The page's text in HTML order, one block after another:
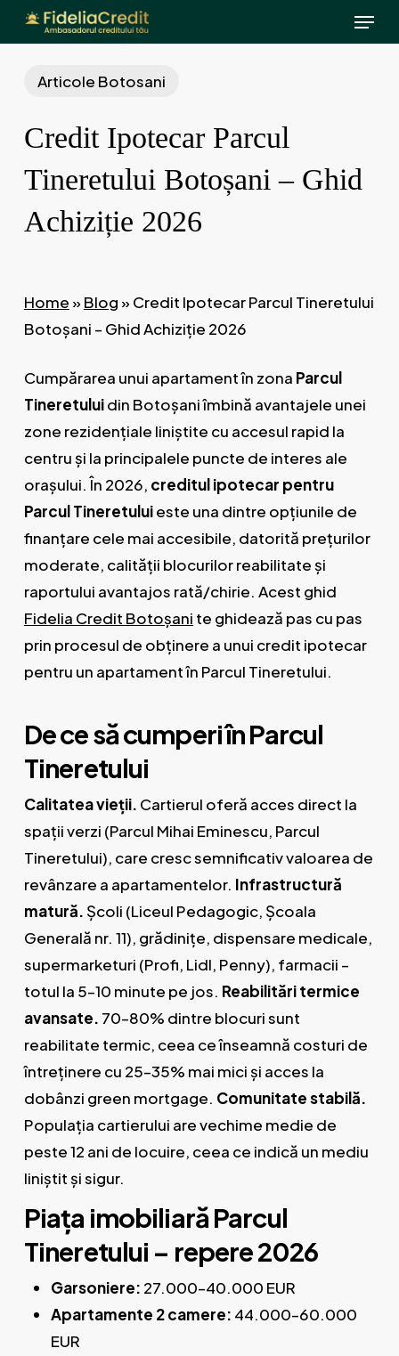
Skip
to
content
Menu
Articole Botosani
Credit Ipotecar Parcul
Tineretului Botoșani – Ghid
Achiziție 2026
Home» Blog» Credit Ipotecar Parcul Tineretului
Botoșani – Ghid Achiziție 2026
Cumpărarea unui apartament în zona Parcul
Tineretuluidin Botoșani îmbină avantajele unei
zone rezidențiale liniștite cu accesul rapid la
centru și la principalele puncte de interes ale
orașului. În 2026, creditul ipotecar pentru
Parcul Tineretuluieste una dintre opțiunile de
finanțare cele mai accesibile, datorită prețurilor
moderate, calității blocurilor reabilitate și
raportului avantajos rată/chirie. Acest ghid
Fidelia Credit Botoșani te ghidează pas cu pas
prin procesul de obținere a unui credit ipotecar
pentru un apartament în Parcul Tineretului.
De ce să cumperi în Parcul
Tineretului
Calitatea vieții. Cartierul oferă acces direct la
spații verzi (Parcul Mihai Eminescu, Parcul
Tineretului), care cresc semnificativ valoarea de
revânzare a apartamentelor. Infrastructură
matură. Școli (Liceul Pedagogic, Școala
Generală nr. 11), grădinițe, dispensare medicale,
supermarketuri (Profi, Lidl, Penny), farmacii –
totul la 5–10 minute pe jos. Reabilitări termice
avansate. 70–80% dintre blocuri sunt
reabilitate termic, ceea ce înseamnă costuri de
întreținere cu 25–35% mai mici și acces la
dobânzi green mortgage. Comunitate stabilă.
Populația cartierului are vechime medie de
peste 12 ani de locuire, ceea ce indică un mediu
liniștit și sigur.
Piața imobiliară Parcul
Tineretului – repere 2026
Garsoniere: 27.000–40.000 EUR
Apartamente 2 camere: 44.000–60.000
EUR